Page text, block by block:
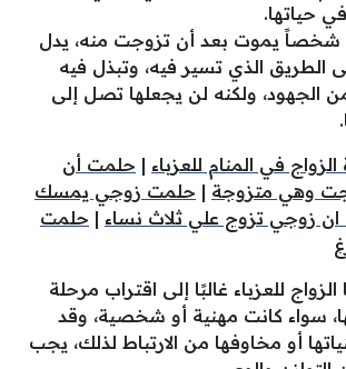
في حياتها.
شخصاً يموت بعد أن تزوجت منه، يدل
الطريق الذي تسير فيه، وتبذل فيه
من الجهود، ولكنه لن يجعلها تصل إلى
في المنام للعزباء | حلمت أن
وهي متزوجة | حلمت زوجي يمسك
زوجي تزوج علي ثلاث نساء | حلمت
للعزباء غالبًا إلى اقتراب مرحلة
سواء كانت مهنية أو شخصية، وقد
أو مخاوفها من الارتباط لذلك، يجب